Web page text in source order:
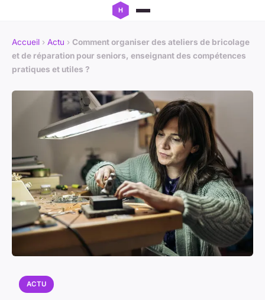
Accueil › Actu › Comment organiser des ateliers de bricolage
et de réparation pour seniors, enseignant des compétences
pratiques et utiles ?
ACTU